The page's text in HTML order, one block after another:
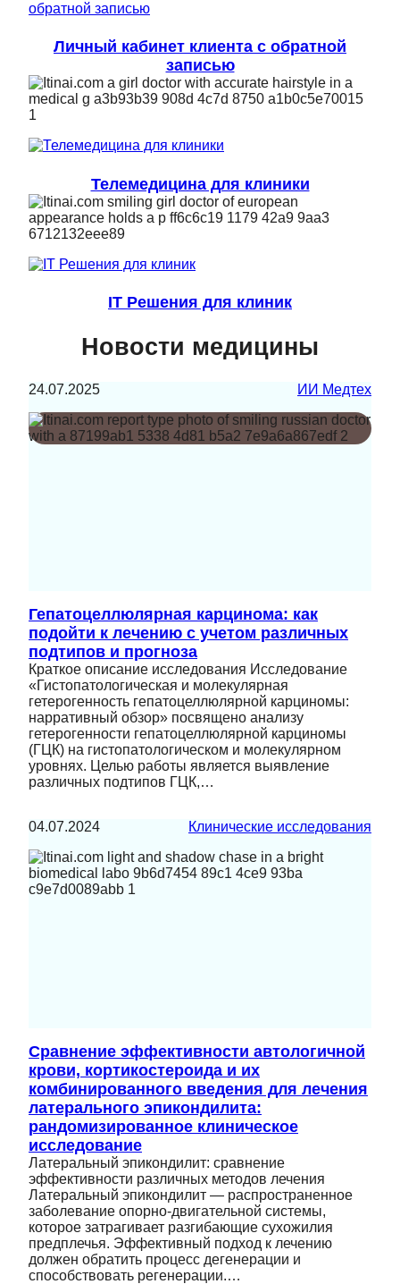
Личный кабинет клиента с обратной
записью
Телемедицина для клиники
IT Решения для клиник
Новости медицины
24.07.2025 ИИ Медтех
Гепатоцеллюлярная карцинома: как
подойти к лечению с учетом различных
подтипов и прогноза
Краткое описание исследования Исследование
«Гистопатологическая и молекулярная
гетерогенность гепатоцеллюлярной карциномы:
нарративный обзор» посвящено анализу
гетерогенности гепатоцеллюлярной карциномы
(ГЦК) на гистопатологическом и молекулярном
уровнях. Целью работы является выявление
различных подтипов ГЦК,…
04.07.2024 Клинические исследования
Сравнение эффективности автологичной
крови, кортикостероида и их
комбинированного введения для лечения
латерального эпикондилита:
рандомизированное клиническое
исследование
Латеральный эпикондилит: сравнение
эффективности различных методов лечения
Латеральный эпикондилит — распространенное
заболевание опорно-двигательной системы,
которое затрагивает разгибающие сухожилия
предплечья. Эффективный подход к лечению
должен обратить процесс дегенерации и
способствовать регенерации.…